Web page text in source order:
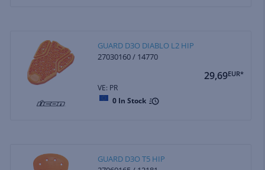
GUARD D3O DIABLO L2 HIP
27030160 / 14770
29,69EUR*
VE: PR
0 In Stock
GUARD D3O T5 HIP